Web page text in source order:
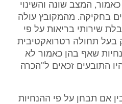
המצב שונה והשינוי
בחקיקה. מהמקובץ עולה
שירותי בריאות על פי
בעל תחולה רטרואקטיבית
שאף בהן כאמור לא
התובעים זכאים ל"הכרה
אם תבחן על פי ההנחיות